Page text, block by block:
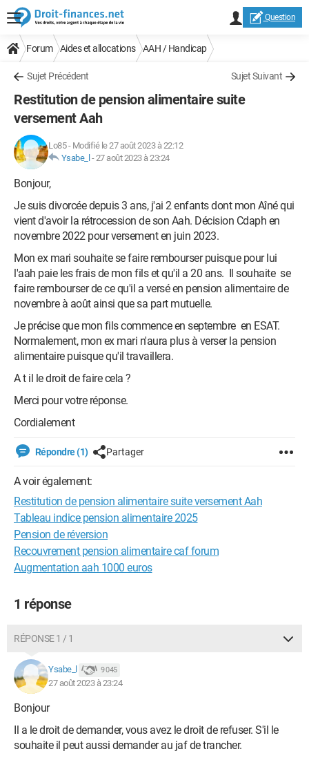
Question
Forum Aides et allocations AAH / Handicap
Sujet Précédent Sujet Suivant
Restitution de pension alimentaire suite
versement Aah
Lo85- Modifié le 27 août 2023 à 22:12
Ysabe_l
-27 août 2023 à 23:24
Bonjour,
Je suis divorcée depuis 3 ans, j'ai 2 enfants dont mon Aîné qui
vient d'avoir la rétrocession de son Aah. Décision Cdaph en
novembre 2022 pour versement en juin 2023.
Mon ex mari souhaite se faire rembourser puisque pour lui
l'aah paie les frais de mon fils et qu'il a 20 ans. Il souhaite se
faire rembourser de ce qu'il a versé en pension alimentaire de
novembre à août ainsi que sa part mutuelle.
Je précise que mon fils commence en septembre en ESAT.
Normalement, mon ex mari n'aura plus à verser la pension
alimentaire puisque qu'il travaillera.
A t il le droit de faire cela ?
Merci pour votre réponse.
Cordialement
Répondre (1) Partager
A voir également:
Restitution de pension alimentaire suite versement Aah
Tableau indice pension alimentaire 2025
Pension de réversion
Recouvrement pension alimentaire caf forum
Augmentation aah 1000 euros
1 réponse
RÉPONSE 1 / 1
Ysabe_l 9 045
27 août 2023 à 23:24
Bonjour
Il a le droit de demander, vous avez le droit de refuser. S'il le
souhaite il peut aussi demander au jaf de trancher.